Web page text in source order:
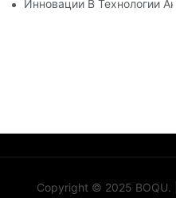
Инновации В Технологии
Copyright © 2025 BOQU. |